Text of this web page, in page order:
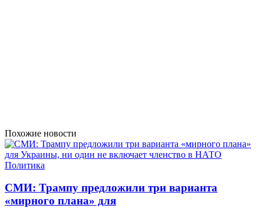
Похожие новости
Политика
СМИ: Трампу предложили три варианта
«мирного плана» для